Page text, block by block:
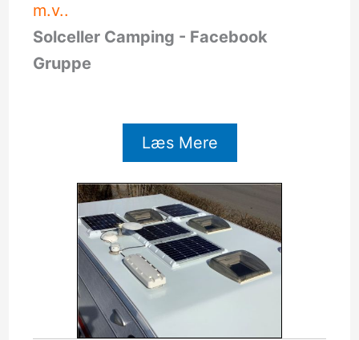
m.v..
Solceller Camping - Facebook
Gruppe
Læs Mere